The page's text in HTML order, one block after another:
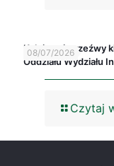
08/07/2026
Kolejny nietrzeźwy
Oddziału Wydziału
Czytaj